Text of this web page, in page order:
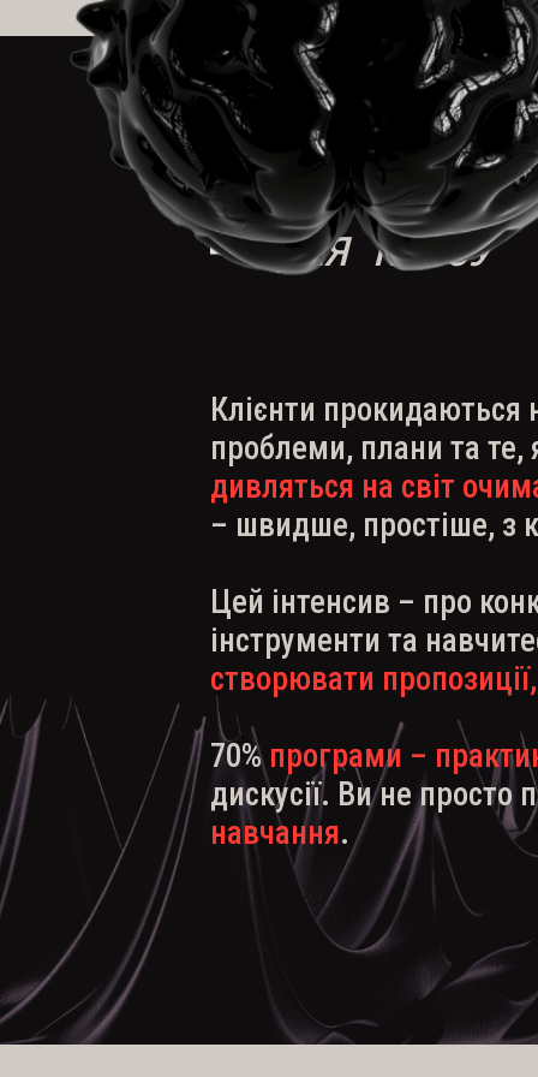
ІДЕЯ КУРСУ
Клієнти
проблеми, плани та
дивляться на світ
– швидше, простіше, з
Цей інтенсив – про
інструменти та
створювати
70%програми –
дискусії. Ви не просто
навчання.